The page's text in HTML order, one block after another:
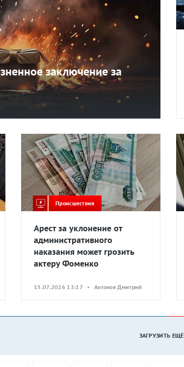
заключение за
Происшествия
Арест за уклонение от
административного
наказания может грозить
актеру Фоменко
15.07.2026 13:17 • Антонов Дмитрий
ЗАГРУЗИТЬ ЕЩЁ